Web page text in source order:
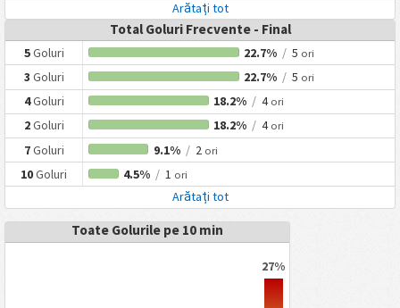
Arătați tot
Total Goluri Frecvente - Final
5Goluri 22.7% / 5 ori
3 Goluri 22.7% / 5 ori
4Goluri 18.2% / 4 ori
2Goluri 18.2% / 4 ori
7Goluri 9.1% /2 ori
10Goluri 4.5% / 1 ori
Arătați tot
Toate Golurile pe 10 min
27%